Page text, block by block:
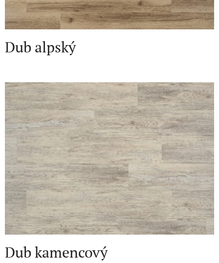
Dub alpský
Dub kamencový